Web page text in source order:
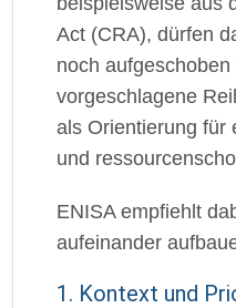
Act (CRA), dürfen
noch
vorgeschlagene
als Orientierung für
und
ENISA empfiehlt
aufeinander
1. Kontext und